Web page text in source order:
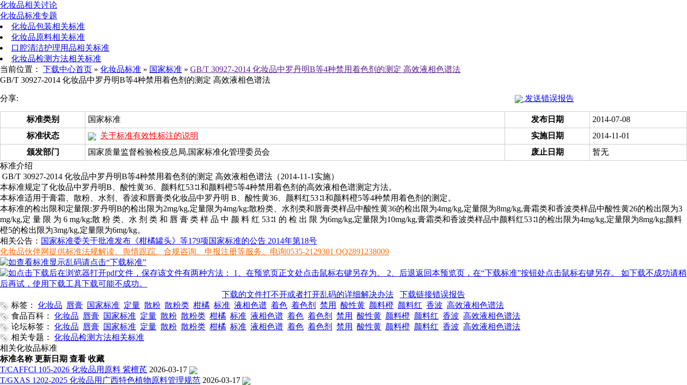
化妆品相关讨论
化妆品标准专题
化妆品包装相关标准
化妆品原料相关标准
口腔清洁护理用品相关标准
化妆品检测方法相关标准
当前位置： 下载中心首页 » 化妆品标准 » 国家标准 » GB/T 30927-2014 化妆品中罗丹明B等4种禁用着色剂的测定 高效液相色谱法
GB/T 30927-2014 化妆品中罗丹明B等4种禁用着色剂的测定 高效液相色谱法
分享: 发送错误报告
标准类别 国家标准 发布日期
2014-07-08
标准状态
关于标准有效性标注的说明 实施日期
2014-11-01
颁发部门
国家质量监督检验检疫总局,国家标准化管理委员会 废止日期
暂无
标准介绍
GB/T 30927-2014 化妆品中罗丹明B等4种禁用着色剂的测定 高效液相色谱法（2014-11-1实施）
本标准规定了化妆品中罗丹明B、酸性黄36、颜料红53∶1和颜料橙5等4种禁用着色剂的高效液相色谱测定方法。
本标准适用于膏霜、散粉、水剂、香波和唇膏类化妆品中罗丹明 B、酸性黄36、颜料红53∶1和颜料橙5等4种禁用着色剂的测定。
本标准的检出限和定量限:罗丹明B的检出限为2mg/kg,定量限为4mg/kg;散粉类、水剂类和唇膏类样品中酸性黄36的检出限为4mg/kg,定量限为8mg/kg,膏霜类和香波类样品中酸性黄26的检出限为3
mg/kg,定 量 限 为 6 mg/kg;散 粉 类、水 剂 类 和 唇 膏 类 样 品 中 颜 料 红 53∶1 的 检 出 限 为6mg/kg,定量限为10mg/kg,膏霜类和香波类样品中颜料红53∶1的检出限为4mg/kg,定量限为8mg/kg;颜料
橙5的检出限为3mg/kg,定量限为6mg/kg。
相关公告： 国家标准委关于批准发布《柑橘罐头》等179项国家标准的公告 2014年第18号
化妆品伙伴网提供标准法规解读、舆情跟踪、合规咨询、申报注册等服务。电询0535-2129301 QQ2891238009
下载的文件打不开或者打开乱码的详细解决办法
下载链接错误报告
标签：
化妆品 唇膏 国家标准 定量 散粉 散粉类 柑橘 标准 液相色谱 着色 着色剂 禁用 酸性黄 颜料橙 颜料红 香波 高效液相色谱法
食品百科：
化妆品 唇膏 国家标准 定量 散粉 散粉类 柑橘 标准 液相色谱 着色 着色剂 禁用 酸性黄 颜料橙 颜料红 香波 高效液相色谱法
论坛标签：
化妆品 唇膏 国家标准 定量 散粉 散粉类 柑橘 标准 液相色谱 着色 着色剂 禁用 酸性黄 颜料橙 颜料红 香波 高效液相色谱法
相关专题：
化妆品检测方法相关标准
相关化妆品标准
标准名称 更新日期 查看 收藏
T/CAFFCI 105-2026 化妆品用原料 紫檀芪 2026-03-17
T/GXAS 1202-2025 化妆品用广西特色植物原料管理规范 2026-03-17